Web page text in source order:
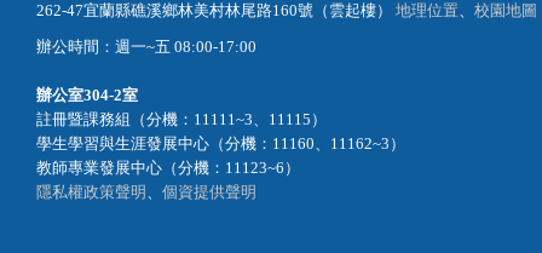
262-47宜蘭縣礁溪鄉林美村林尾路160號（雲起樓） 地理位置、 校園地圖
辦公時間：週一~五 08:00-17:00
辦公室304-2室
註冊暨課務組（分機：11111~3、11115）
學生學習與生涯發展中心（分機：11160、11162~3）
教師專業發展中心（分機：11123~6）
隱私權政策聲明 、 個資提供聲明